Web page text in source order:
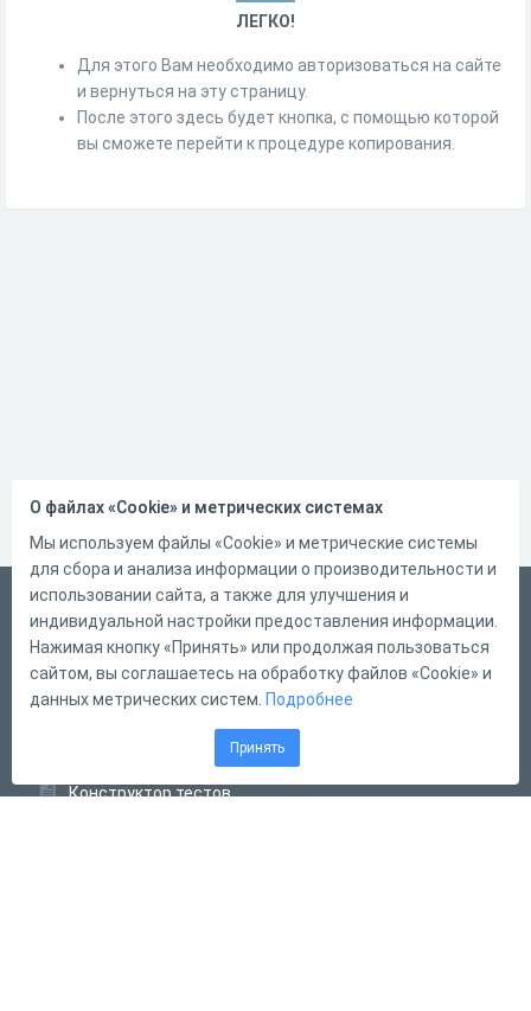
ЛЕГКО!
Для этого Вам необходимо авторизоваться на сайте
и вернуться на эту страницу.
После этого здесь будет кнопка, с помощью которой
вы сможете перейти к процедуре копирования.
Русский
Справка
Форма обратной связи
Конструктор тестов
О файлах «Cookie» и метрических системах
Мы используем файлы «Cookie» и метрические системы
для сбора и анализа информации о производительности и
использовании сайта, а также для улучшения и
индивидуальной настройки предоставления информации.
Нажимая кнопку «Принять» или продолжая пользоваться
сайтом, вы соглашаетесь на обработку файлов «Cookie» и
данных метрических систем. Подробнее
Принять